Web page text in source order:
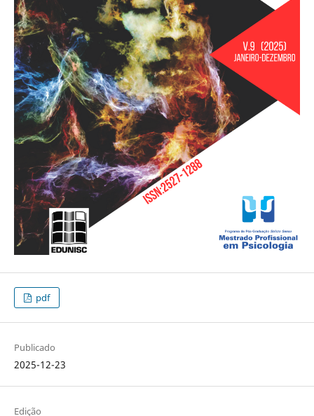
pdf
Publicado
2025-12-23
Edição